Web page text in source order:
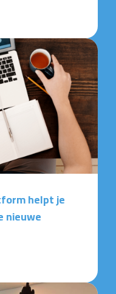
helpt je
nieuwe